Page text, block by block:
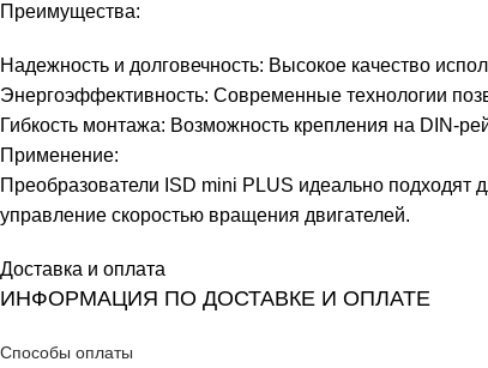
Преимущества:
Надежность и долговечность: Высокое качество
Энергоэффективность: Современные технологии
Гибкость монтажа: Возможность крепления на DIN-
Применение:
Преобразователи ISD mini PLUS идеально подходят
управление скоростью вращения двигателей.
Доставка и оплата
ИНФОРМАЦИЯ ПО ДОСТАВКЕ И ОПЛАТЕ
Способы оплаты